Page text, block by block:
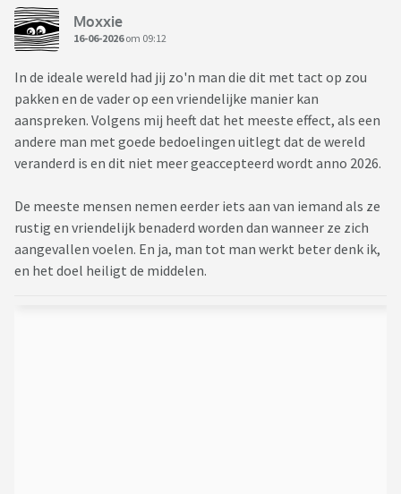
Moxxie
16-06-2026om 09:12
In de ideale wereld had jij zo'n man die dit met tact op zou
pakken en de vader op een vriendelijke manier kan
aanspreken. Volgens mij heeft dat het meeste effect, als een
andere man met goede bedoelingen uitlegt dat de wereld
veranderd is en dit niet meer geaccepteerd wordt anno 2026.
De meeste mensen nemen eerder iets aan van iemand als ze
rustig en vriendelijk benaderd worden dan wanneer ze zich
aangevallen voelen. En ja, man tot man werkt beter denk ik,
en het doel heiligt de middelen.